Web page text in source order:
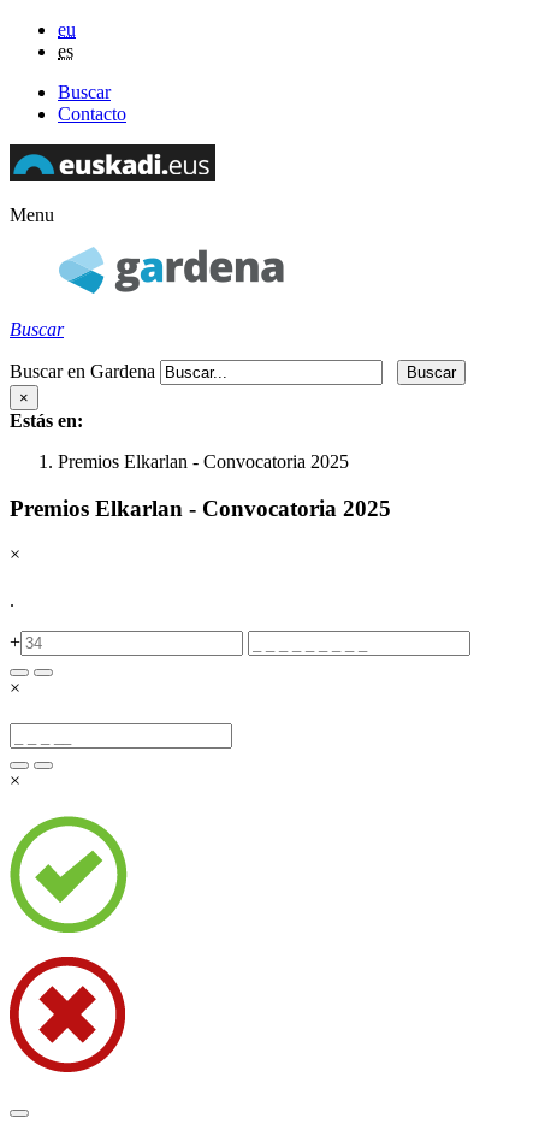
eu
es
Buscar
Contacto
Menu
Buscar
Buscar en Gardena
×
Estás en:
Premios Elkarlan - Convocatoria 2025
Premios Elkarlan - Convocatoria 2025
×
.
+
×
×